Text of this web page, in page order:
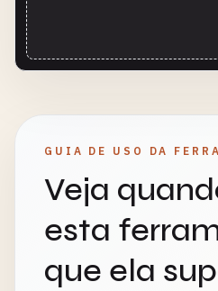
GUIA DE USO DA
Veja
esta
que ela